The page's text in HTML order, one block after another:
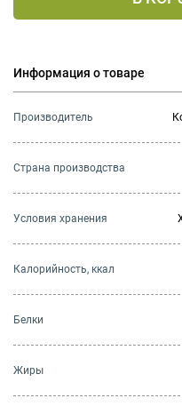
Информация о товаре
Производитель
Страна производства
Условия хранения
Калорийность, ккал
Белки
Жиры